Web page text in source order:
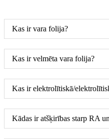
Kas ir vara folija?
Kas ir velmēta vara folija?
Kas ir elektrolītiskā/
Kādas ir atšķirības starp RA